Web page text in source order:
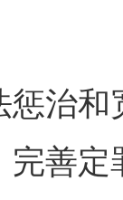
治和
完善